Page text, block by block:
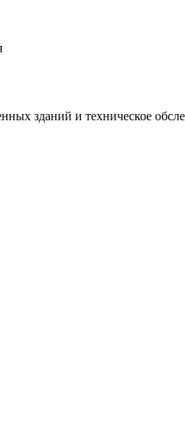
зданий и техническое